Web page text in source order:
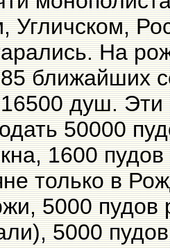
На
ближайших
душ. Эти
50000
1600
только в
5000 пудов
5000